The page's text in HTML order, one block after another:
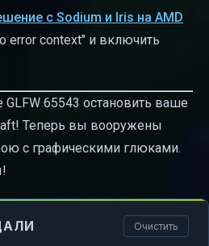
с Sodium и Iris на AMD
error context" и включить
65543 остановить ваше
Теперь вы вооружены
с графическими глюками.
Очистить